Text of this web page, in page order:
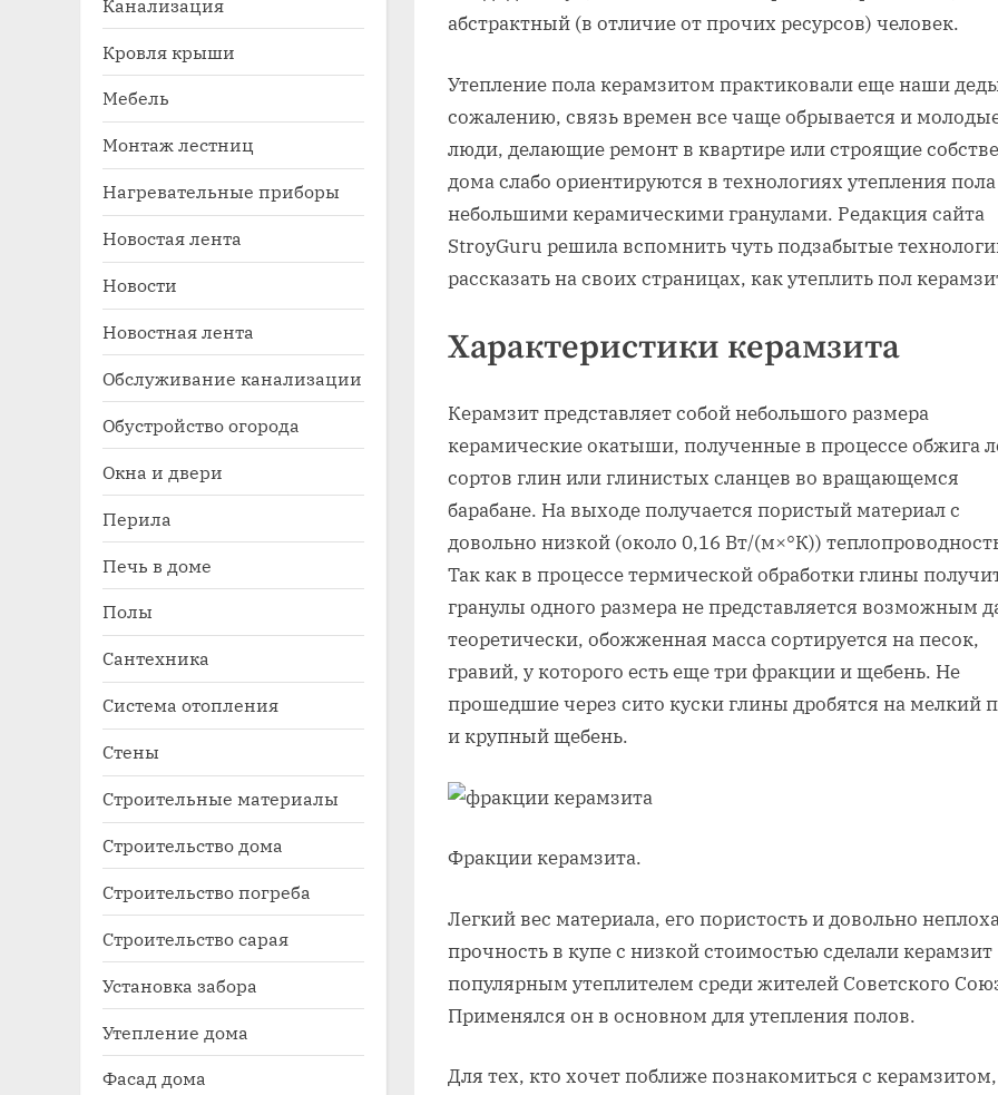
sub-
абстрактный (в отличие от прочих ресурсов) человек.
Утепление пола керамзитом практиковали еще наши
сожалению, связь времен все чаще обрывается и
люди, делающие ремонт в квартире или строящие
дома слабо ориентируются в технологиях утепления пола
небольшими керамическими гранулами. Редакция сайта
StroyGuru решила вспомнить чуть подзабытые
рассказать на своих страницах, как утеплить пол
Характеристики керамзита
Керамзит представляет собой небольшого размера
керамические окатыши, полученные в процессе обжига
сортов глин или глинистых сланцев во вращающемся
барабане. На выходе получается пористый материал с
довольно низкой (около 0,16 Вт/(м×°К))
Так как в процессе термической обработки глины
гранулы одного размера не представляется возможным
теоретически, обожженная масса сортируется на песок,
гравий, у которого есть еще три фракции и щебень. Не
прошедшие через сито куски глины дробятся на мелкий
и крупный щебень.
Фракции керамзита.
Легкий вес материала, его пористость и довольно
прочность в купе с низкой стоимостью сделали керамзит
популярным утеплителем среди жителей Советского
Применялся он в основном для утепления полов.
Для тех, кто хочет поближе познакомиться с керамзитом,
Кровля крыши
Мебель
Монтаж лестниц
Нагревательные приборы
Новостая лента
Новости
Новостная лента
Обслуживание канализации
Обустройство огорода
Окна и двери
Перила
Печь в доме
Полы
Сантехника
Система отопления
Стены
Строительные материалы
Строительство дома
Строительство погреба
Строительство сарая
Установка забора
Утепление дома
Фасад дома